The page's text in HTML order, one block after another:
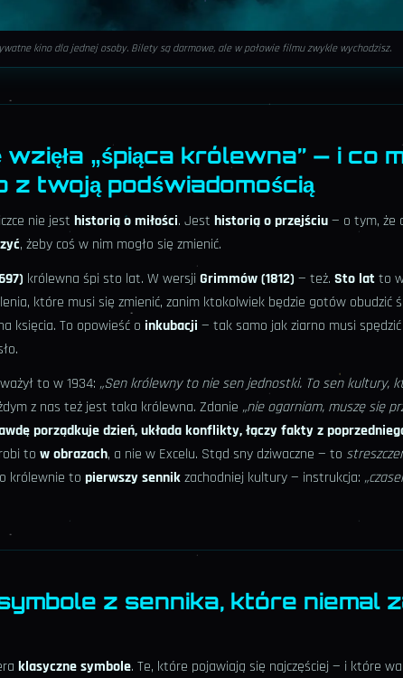
kino dla jednej osoby. Bilety są darmowe, ale w połowie filmu zwykle wychodzisz.
wzięła „śpiąca królewna” — i co
z twoją podświadomością
nie jest historią o miłości. Jest historią o przejściu— o tym, że
, żeby coś w nim mogło się zmienić.
królewna śpi sto lat. W wersji Grimmów (1812) — też. Sto latto
które musi się zmienić, zanim ktokolwiek będzie gotów obudzić
księcia. To opowieść o inkubacji — tak samo jak ziarno musi
to w 1934: „Sen królewny to nie sen jednostki. To sen kultury,
z nas też jest taka królewna. Zdanie „nie ogarniam, muszę się
porządkuje dzień, układa konflikty, łączy fakty z
to w obrazach, a nie w Excelu. Stąd sny dziwaczne — to
królewnie to pierwszy sennikzachodniej kultury — instrukcja:
z sennika, które niemal
klasyczne symbole. Te, które pojawiają się najczęściej — i które